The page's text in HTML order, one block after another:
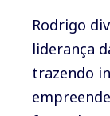
Rodrigo
liderança
trazendo